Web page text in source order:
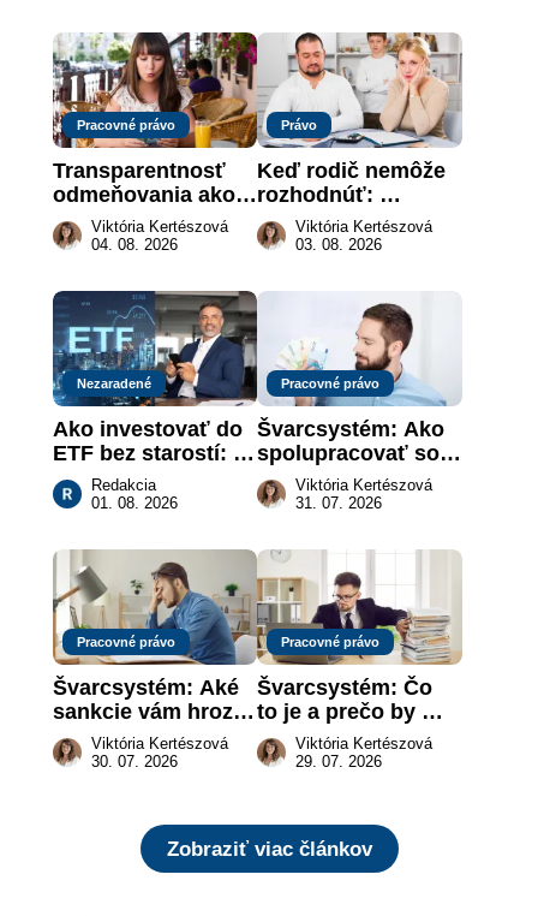
Pracovné právo
Transparentnosť
odmeňovania ako
právna povinnosť:
revolúcia na
práce
Viktória Kertészová
04. 08. 2026
Právo
Keď rodič nemôže
rozhodnúť:
nahradenie prejavu
vôle súdom v
Viktória Kertészová
03. 08. 2026
Nezaradené
Ako investovať do
ETF bez starostí:
Investičné plány,
ktoré urobia prácu
Redakcia
01. 08. 2026
Pracovné právo
Švarcsystém: Ako
spolupracovať so
živnostníkom
legálne a bez
Viktória Kertészová
31. 07. 2026
Pracovné právo
Švarcsystém: Aké
sankcie vám hrozia
a prečo nestačí
zaplatiť pokutu?
Viktória Kertészová
30. 07. 2026
Pracovné právo
Švarcsystém: Čo
to je a prečo by
vás to malo
zaujímať
Viktória Kertészová
29. 07. 2026
Zobraziť viac článkov